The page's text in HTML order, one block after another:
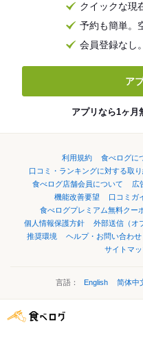
クイックな現
予約も簡単。
会員登録なし
ア
アプリなら1ヶ月
利用規約 食べログに
口コミ・ランキングに対する取
食べログ店舗会員について
広
機能改善要望
口コミガ
食べログプレミアム無料クー
個人情報保護方針
外部送信（オ
推奨環境
ヘルプ・お問い合わせ
サイトマ
言語： English 简体中